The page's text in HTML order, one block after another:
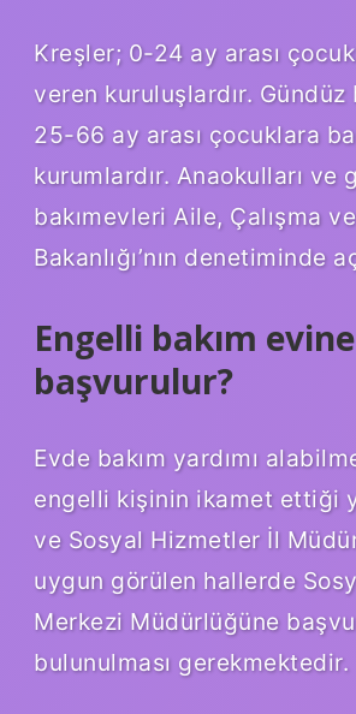
Kreşler; 0-24 ay arası
veren kuruluşlardır. Gündüz
25-66 ay arası çocuklara
kurumlardır. Anaokulları ve
bakımevleri Aile, Çalışma
Bakanlığı’nın denetiminde
Engelli bakım
başvurulur?
Evde bakım yardımı
engelli kişinin ikamet ettiği
ve Sosyal Hizmetler İl
uygun görülen hallerde
Merkezi Müdürlüğüne
bulunulması gerekmektedir.